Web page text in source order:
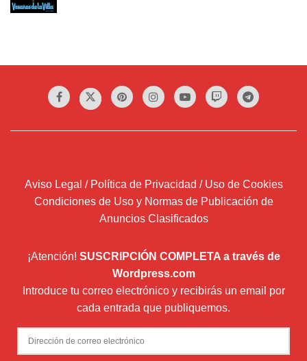
Aviso Legal / Política de Privacidad / Uso de Cookies
Condiciones de Uso y Normas de Publicación de
Anuncios Clasificados
¡Atención! SUSCRIPCIÓN COMPLETA a través de
Wordpress.com
Introduce tu correo electrónico y recibirás un email por
cada entrada que publiquemos.
Dirección
de